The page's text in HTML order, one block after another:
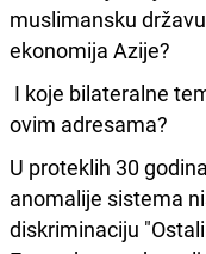
muslimansku
ekonomija Azije?
I koje bilateralne
ovim adresama?
U proteklih 30
anomalije sistema
diskriminaciju